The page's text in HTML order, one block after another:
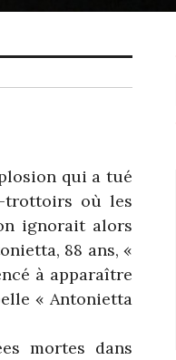
qui a tué
trottoirs où les
ignorait alors
88 ans, «
à apparaître
« Antonietta
mortes dans